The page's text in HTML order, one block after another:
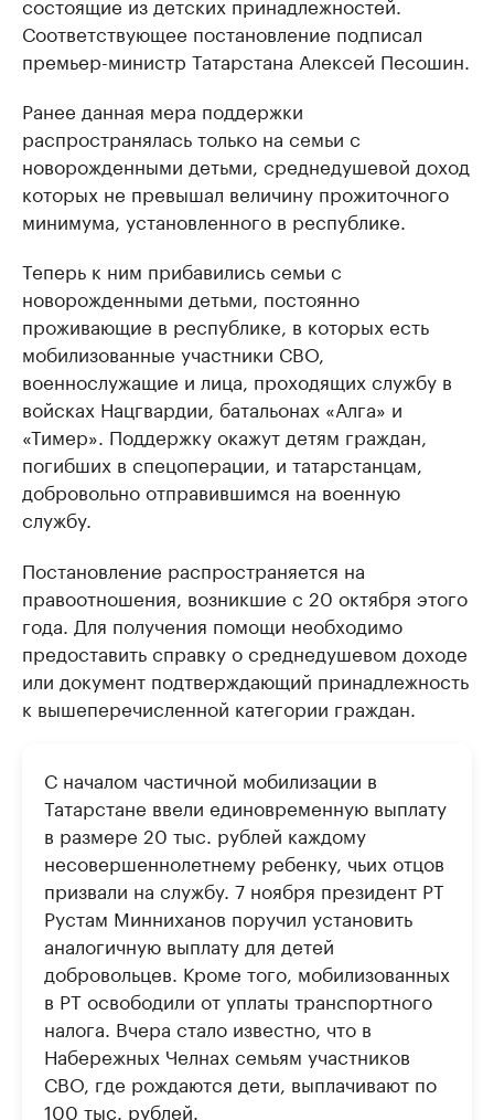
Соответствующее постановление подписал
премьер-министр Татарстана Алексей Песошин.
Ранее данная мера поддержки
распространялась только на семьи с
новорожденными детьми, среднедушевой доход
которых не превышал величину прожиточного
минимума, установленного в республике.
Теперь к ним прибавились семьи с
новорожденными детьми, постоянно
проживающие в республике, в которых есть
мобилизованные участники СВО,
военнослужащие и лица, проходящих службу в
войсках Нацгвардии, батальонах «Алга» и
«Тимер». Поддержку окажут детям граждан,
погибших в спецоперации, и татарстанцам,
добровольно отправившимся на военную
службу.
Постановление распространяется на
правоотношения, возникшие с 20 октября этого
года. Для получения помощи необходимо
предоставить справку о среднедушевом доходе
или документ подтверждающий принадлежность
к вышеперечисленной категории граждан.
С началом частичной мобилизации в
Татарстане ввели единовременную выплату
в размере 20 тыс. рублей каждому
несовершеннолетнему ребенку, чьих отцов
призвали на службу. 7 ноября президент РТ
Рустам Минниханов поручил установить
аналогичную выплату для детей
добровольцев. Кроме того, мобилизованных
в РТ освободили от уплаты транспортного
налога. Вчера стало известно, что в
Набережных Челнах семьям участников
СВО, где рождаются дети, выплачивают по
100 тыс. рублей.